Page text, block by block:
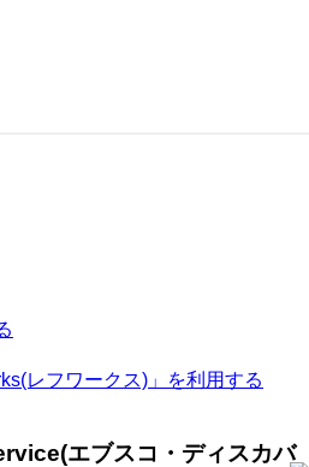
レフワークス)」を利用する
エブスコ・ディスカバ